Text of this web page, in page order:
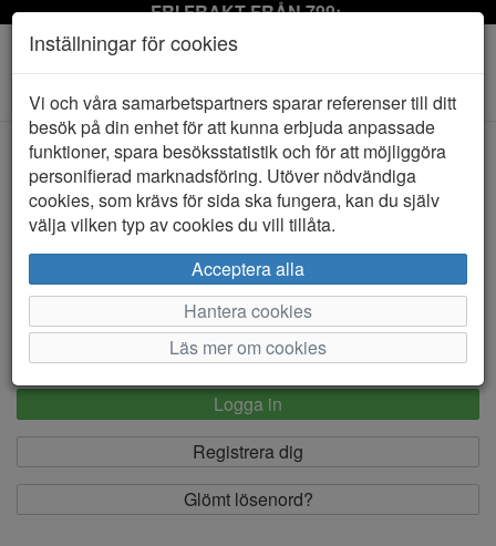
FRI FRAKT FRÅN 799:-
Toggle
navigation
Logga in
E-postadress *
Logga in
Registrera dig
Glömt lösenord?
Inställningar för cookies
Vi och våra samarbetspartners sparar referenser till ditt
besök på din enhet för att kunna erbjuda anpassade
funktioner, spara besöksstatistik och för att möjliggöra
personifierad marknadsföring. Utöver nödvändiga
cookies, som krävs för sida ska fungera, kan du själv
välja vilken typ av cookies du vill tillåta.
Acceptera alla
Hantera cookies
Läs mer om cookies